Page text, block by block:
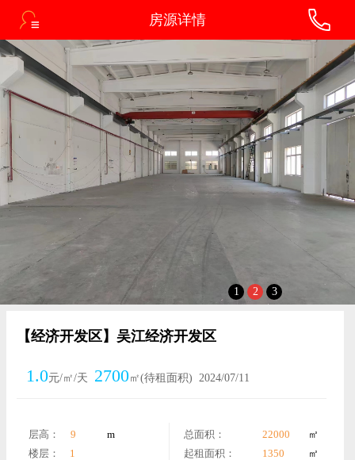
房源详情
1 2 3
【经济开发区】吴江经济开发区
1.0元/㎡/天 2700㎡(待租面积) 2024/07/11
层高： 9
m
楼层：
1
总面积： 22000
㎡
起租面积：
1350
㎡